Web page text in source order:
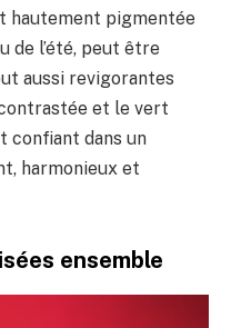
hautement pigmentée
de l’été, peut être
aussi revigorantes
et le vert
confiant dans un
harmonieux et
ensemble